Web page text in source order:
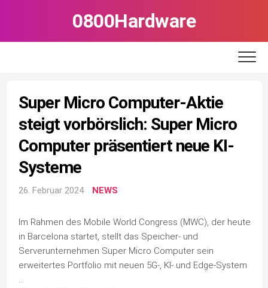
0800Hardware
Super Micro Computer-Aktie
steigt vorbörslich: Super Micro
Computer präsentiert neue KI-
Systeme
26. Februar 2024 NEWS
Im Rahmen des Mobile World Congress (MWC), der heute
in Barcelona startet, stellt das Speicher- und
Serverunternehmen Super Micro Computer sein
erweitertes Portfolio mit neuen 5G-, KI- und Edge-System
…